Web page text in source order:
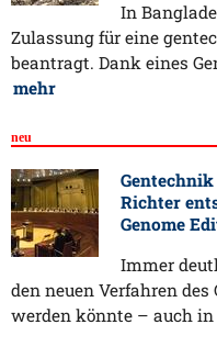
In
Zulassung für eine
beantragt. Dank eines
mehr
neu
Richter
Genome
Immer
den neuen Verfahren
werden könnte – auch in